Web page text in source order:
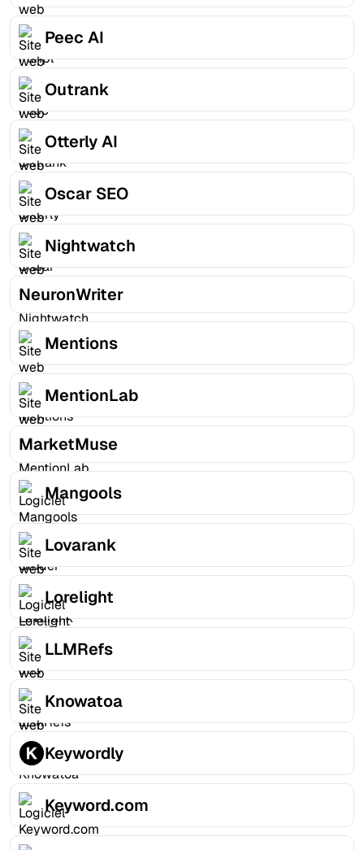
Peec AI
Outrank
Otterly AI
Oscar SEO
Nightwatch
NeuronWriter
Mentions
MentionLab
MarketMuse
Mangools
Lovarank
Lorelight
LLMRefs
Knowatoa
Keywordly
Keyword.com